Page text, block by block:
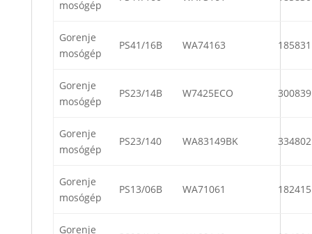
mosógép
Gorenje
mosógép
PS41/16B WA74163 185831
Gorenje
mosógép
PS23/14B W7425ECO 300839
Gorenje
mosógép
PS23/140 WA83149BK 334802
Gorenje
mosógép
PS13/06B WA71061 182415
Gorenje